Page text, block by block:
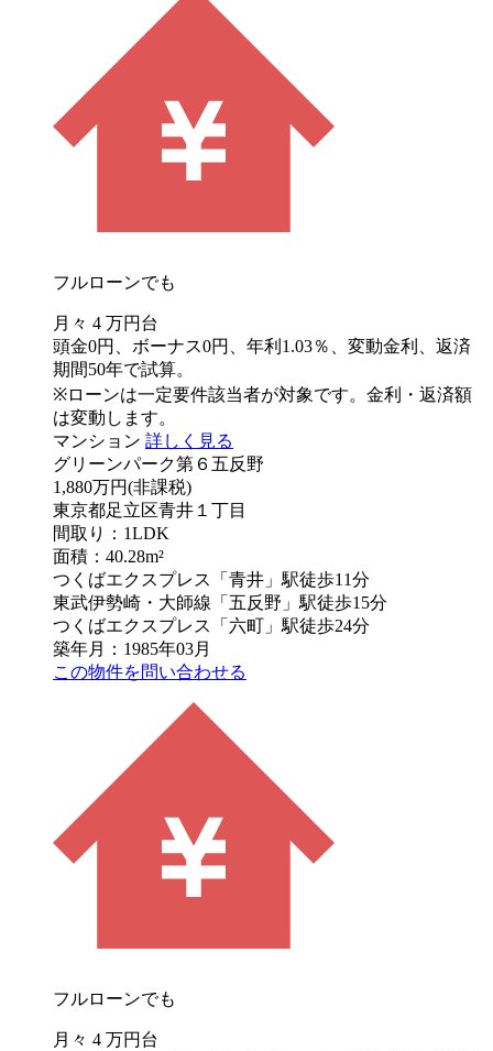
フルローンでも
月々 4 万円台
頭金0円、ボーナス0円、年利1.03％、変動金利、返済
期間50年で試算。
※ローンは一定要件該当者が対象です。金利・返済額
は変動します。
マンション 詳しく見る
グリーンパーク第６五反野
1,880万円(非課税)
東京都足立区青井１丁目
間取り：1LDK
面積：40.28m²
つくばエクスプレス「青井」駅徒歩11分
東武伊勢崎・大師線「五反野」駅徒歩15分
つくばエクスプレス「六町」駅徒歩24分
築年月：1985年03月
この物件を問い合わせる
フルローンでも
月々 4 万円台